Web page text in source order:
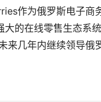
作为俄罗斯电子商
大的在线零售生态系
来几年内继续领导俄